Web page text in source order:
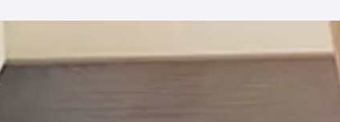
/長方形/Herman